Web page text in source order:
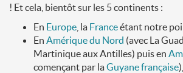
! Et cela, bientôt sur les 5 continents :
En Europe , la Franceétant notre
En Amérique du Nord (avec La
Martinique aux Antilles) puis en
començant par laGuyane française),